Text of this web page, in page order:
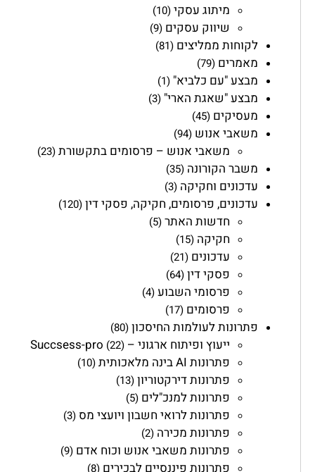
מיתוג עסקי(10)
שיווק עסקים (9)
לקוחות ממליצים (81)
מאמרים (79)
מבצע "עם כלביא" (1)
מבצע "שאגת הארי" (3)
מעסיקים (45)
משאבי אנוש (94)
משאבי אנוש – פרסומים בתקשורת(23)
משבר הקורונה (35)
עדכונים וחקיקה (3)
עדכונים, פרסומים, חקיקה, פסקי דין(120)
חדשות האתר(5)
חקיקה (15)
עדכונים (21)
פסקי דין(64)
פרסומי השבוע(4)
פרסומים (17)
פתרונות לעולמות החיסכון(80)
ייעוץ ופיתוח ארגוני – Succsess-pro (22)
פתרונות AI בינה מלאכותית (10)
פתרונות דירקטוריון(13)
פתרונות למנכ"לים (5)
פתרונות לרואי חשבון ויועצי מס (3)
פתרונות מכירה (2)
פתרונות משאבי אנוש וכוח אדם (9)
פתרונות פיננסיים לבכירים (8)